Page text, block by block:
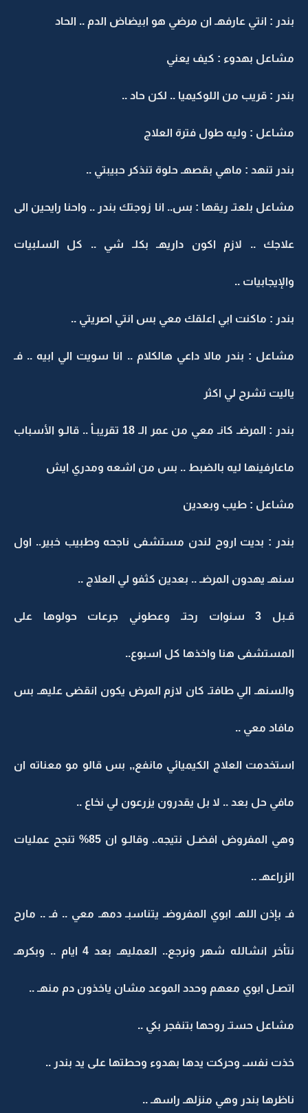
بندر : انتي عارفهـ ان مرضي هو ابيضاض الدم .. الحاد
مشاعل بهدوء : كيف يعني
بندر : قريب من اللوكيميا .. لكن حاد ..
مشاعل : وليه طول فترة العلاج
بندر تنهد : ماهي بقصهـ حلوة تنذكر حبيبتي ..
مشاعل بلعتـ ريقها : بس.. انا زوجتك بندر .. واحنا رايحين الى
علاجك .. لازم اكون داريهـ بكلـ شي .. كل السلبيات
والإيجابيات ..
بندر : ماكنت ابي اعلقك معي بس انتي اصريتي ..
مشاعل : بندر مالا داعي هالكلام .. انا سويت الي ابيه .. فـ
ياليت تشرح لي اكثر
بندر : المرضـ كانـ معي من عمر الـ 18 تقريبـأ .. قالـو الأسباب
ماعارفينها ليه بالضبط .. بس من اشعه ومدري ايش
مشاعل : طيب وبعدين
بندر : بديت اروح لندن مستشفى ناجحه وطبيب خبير.. اول
سنهـ يهدون المرضـ .. بعدين كثفو لي العلاج ..
قـبل 3 سنوات رحتـ وعطوني جرعات حولوها على
المستشفى هنا واخذها كل اسبوع..
والسنهـ الي طافتـ كان لازم المرض يكون انقضى عليهـ بس
مافاد معي ..
استخدمت العلاج الكيميائي مانفع,, بس قالو مو معناته ان
مافي حل بعد .. لا بل يقدرون يزرعون لي نخاع ..
وهي المفروض افضـل نتيجه.. وقالـو ان 85% تنجح عمليات
الزراعهـ ..
فـ بإذن اللهـ ابوي المفروضـ يتناسبـ دمهـ معي .. فـ .. مارح
نتأخر انشالله شهر ونرجع.. العمليهـ بعد 4 ايام .. وبكرهـ
اتصـل ابوي معهم وحدد الموعد مشان ياخذون دم منهـ ..
مشاعل حستـ روحها بتنفجر بكي ..
خذت نفسـ وحركت يدها بهدوء وحطتها على يد بندر ..
ناظرها بندر وهي منزلهـ راسهـ ..